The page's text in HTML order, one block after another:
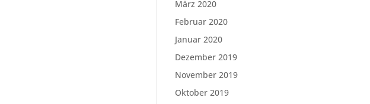
März 2020
Februar 2020
Januar 2020
Dezember 2019
November 2019
Oktober 2019